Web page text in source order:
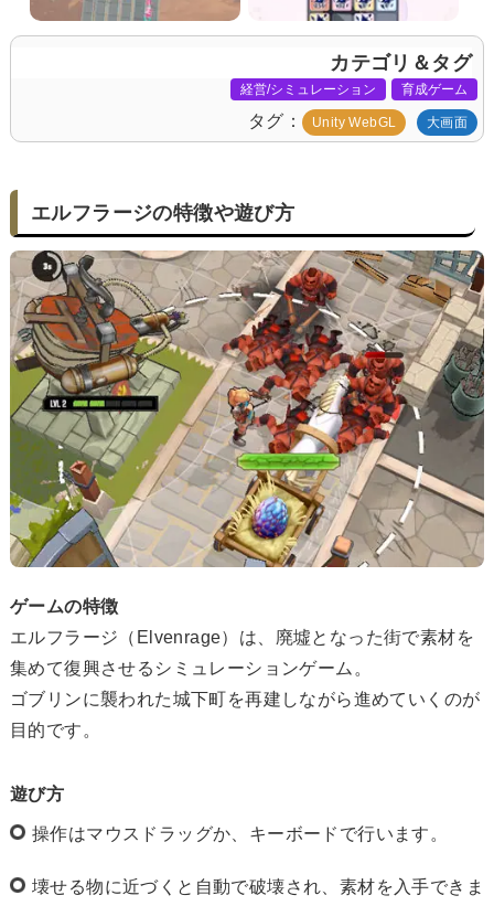
カテゴリ＆タグ
経営/シミュレーション 育成ゲーム
タグ Unity WebGL 大画面
エルフラージの特徴や遊び方
ゲームの特徴
エルフラージ（Elvenrage）は、廃墟となった街で素材を
集めて復興させるシミュレーションゲーム。
ゴブリンに襲われた城下町を再建しながら進めていくのが
目的です。
遊び方
操作はマウスドラッグか、キーボードで行います。
壊せる物に近づくと自動で破壊され、素材を入手できま